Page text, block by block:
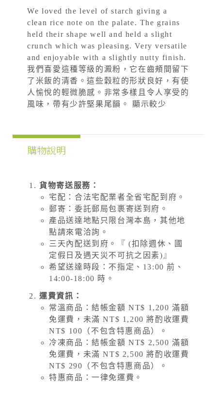
We loved the level of starch giving a
clean rice note on the palate. The grains
held their shape well and held a slight
crunch which was pleasing. Very versatile
and enjoyable with a slightly nutty finish.
我們喜愛這種等級的澱粉，它在齒頰間留下
了米飯的清香。這些穀粒的形狀良好，有使
人愉悅的輕微脆感。非常多樣且令人享受的
風味，帶有少許堅果尾韻。 顯示較少
購物說明
貨物寄送服務：
宅配：合法宅配業者全省宅配到府。
郵寄：委託郵局包裹寄送到府。
產品送達地點只限台灣本島，其他地
點請來電洽詢。
三天內配送到府。『 (扣除週休、國
定假日及遇天災不可抗之因素)』
希望送達時段：不指定、13:00 前、
14:00-18:00 時。
運費資訊：
常溫商品：結帳金額 NT$ 1,200 滿額
免運費，未滿 NT$ 1,200 將酌收運費
NT$ 100（不包含特惠商品）。
冷凍商品：結帳金額 NT$ 2,500 滿額
免運費，未滿 NT$ 2,500 將酌收運費
NT$ 290（不包含特惠商品）。
特惠商品：一律免運費。